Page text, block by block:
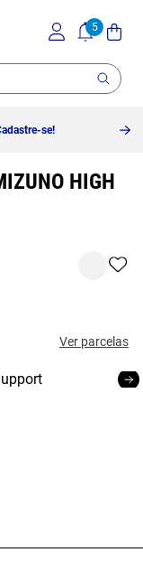
se!
HIGH
Ver parcelas